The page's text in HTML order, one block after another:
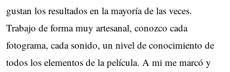
gustan los resultados en la mayoría de las veces.
Trabajo de forma muy artesanal, conozco cada
fotograma, cada sonido, un nivel de conocimiento de
todos los elementos de la película. A mi me marcó y